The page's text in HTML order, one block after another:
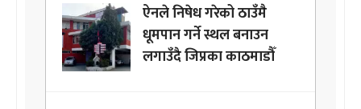
ऐनले निषेध गरेको ठाउँमै
धूमपान गर्ने स्थल बनाउन
लगाउँदै जिप्रका काठमाडौँ